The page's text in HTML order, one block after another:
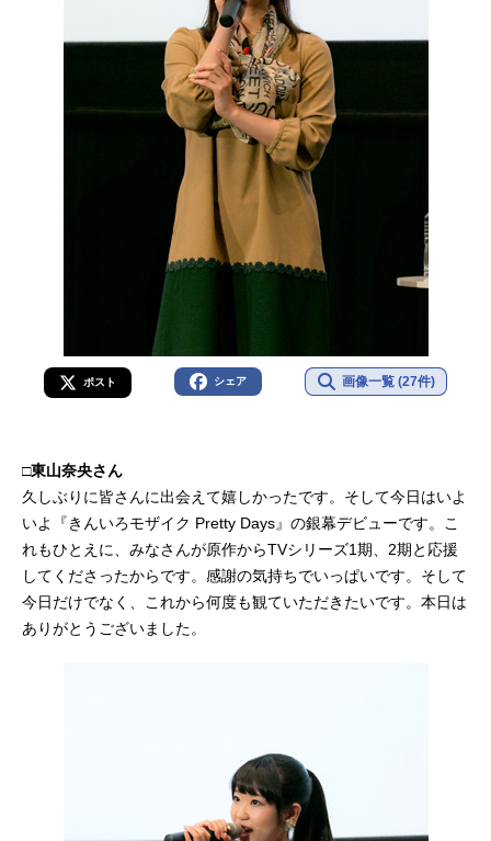
ポスト シェア 画像一覧 (27件)
□東山奈央さん
久しぶりに皆さんに出会えて嬉しかったです。そして今日はいよ
いよ『きんいろモザイク Pretty Days』の銀幕デビューです。こ
れもひとえに、みなさんが原作からTVシリーズ1期、2期と応援
してくださったからです。感謝の気持ちでいっぱいです。そして
今日だけでなく、これから何度も観ていただきたいです。本日は
ありがとうございました。